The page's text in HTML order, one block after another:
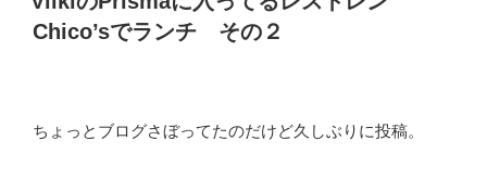
日:
Chico’sでランチ その２
ちょっとブログさぼってたのだけど久しぶりに投稿。